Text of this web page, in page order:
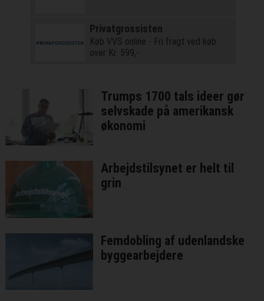
Privatgrossisten
Køb VVS online - Fri fragt ved køb
over Kr. 599,-
Trumps 1700 tals ideer gør
selvskade på amerikansk
økonomi
Arbejdstilsynet er helt til
grin
Femdobling af udenlandske
byggearbejdere